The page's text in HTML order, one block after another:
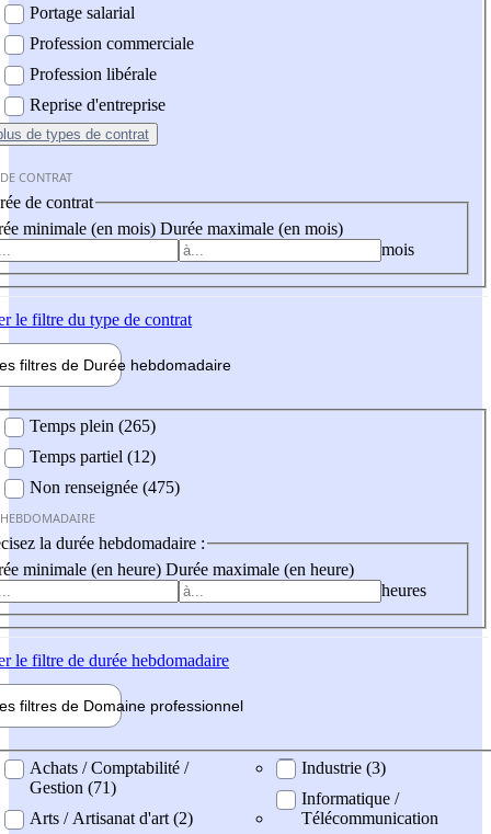
Portage salarial
Profession commerciale
Profession libérale
Reprise d'entreprise
de types de contrat
CONTRAT
de contrat
minimale (en mois) Durée maximale (en mois)
mois
le filtre du type de contrat
filtres de Durée hebdomadaire
Temps plein (265)
Temps partiel (12)
Non renseignée (475)
la durée hebdomadaire :
minimale (en heure) Durée maximale (en heure)
heures
le filtre de durée hebdomadaire
filtres de Domaine professionnel
professionel
Achats / Comptabilité /
Gestion (71)
Arts / Artisanat d'art (2)
Industrie (3)
Informatique /
Télécommunication